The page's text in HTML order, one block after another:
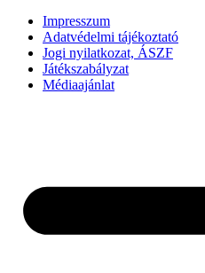
Impresszum
Adatvédelmi tájékoztató
Jogi nyilatkozat, ÁSZF
Játékszabályzat
Médiaajánlat